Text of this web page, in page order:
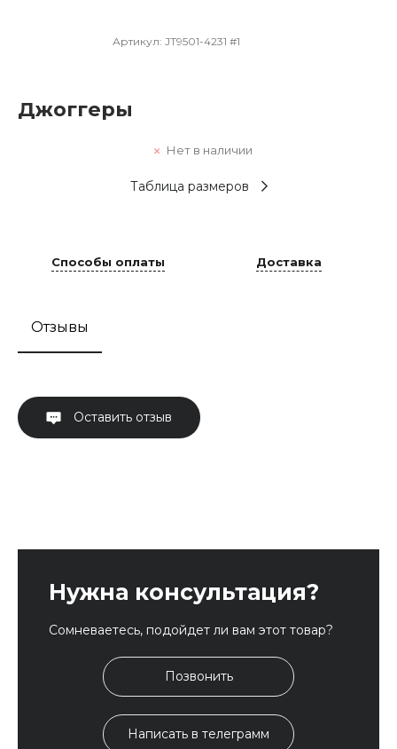
Артикул: JT9501-4231 #1
Джоггеры
Нет в наличии
Таблица размеров
Способы оплаты Доставка
Отзывы
Оставить отзыв
Нужна консультация?
Сомневаетесь, подойдет ли вам этот товар?
Позвонить
Написать в телеграмм